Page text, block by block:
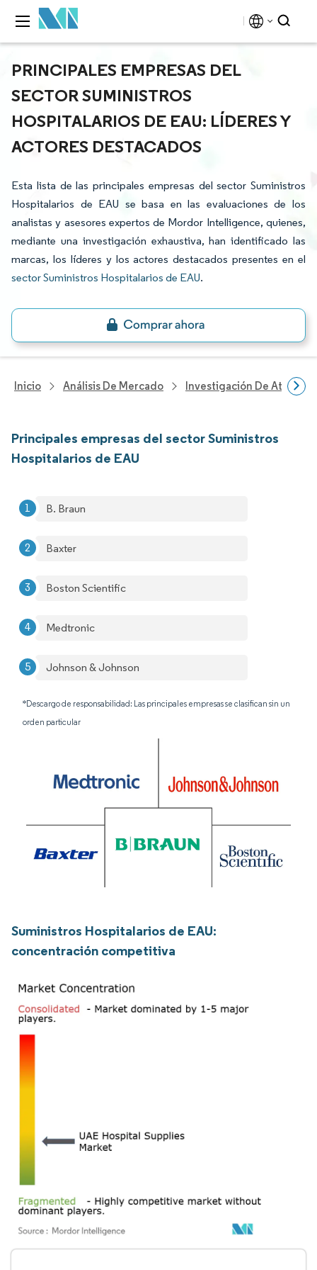
PRINCIPALES EMPRESAS DEL
SECTOR SUMINISTROS
HOSPITALARIOS DE EAU: LÍDERES Y
ACTORES DESTACADOS
Esta lista de las principales empresas del sector Suministros
Hospitalarios de EAU se basa en las evaluaciones de los
analistas y asesores expertos de Mordor Intelligence, quienes,
mediante una investigación exhaustiva, han identificado las
marcas, los líderes y los actores destacados presentes en el
sector Suministros Hospitalarios de EAU.
Inicio Análisis De Mercado Investigación De
Principales empresas del sector Suministros
Hospitalarios de EAU
B. Braun
Baxter
Boston Scientific
Medtronic
Johnson & Johnson
*Descargo de responsabilidad: Las principales empresas se clasifican sin un
orden particular
Suministros Hospitalarios de EAU:
concentración competitiva